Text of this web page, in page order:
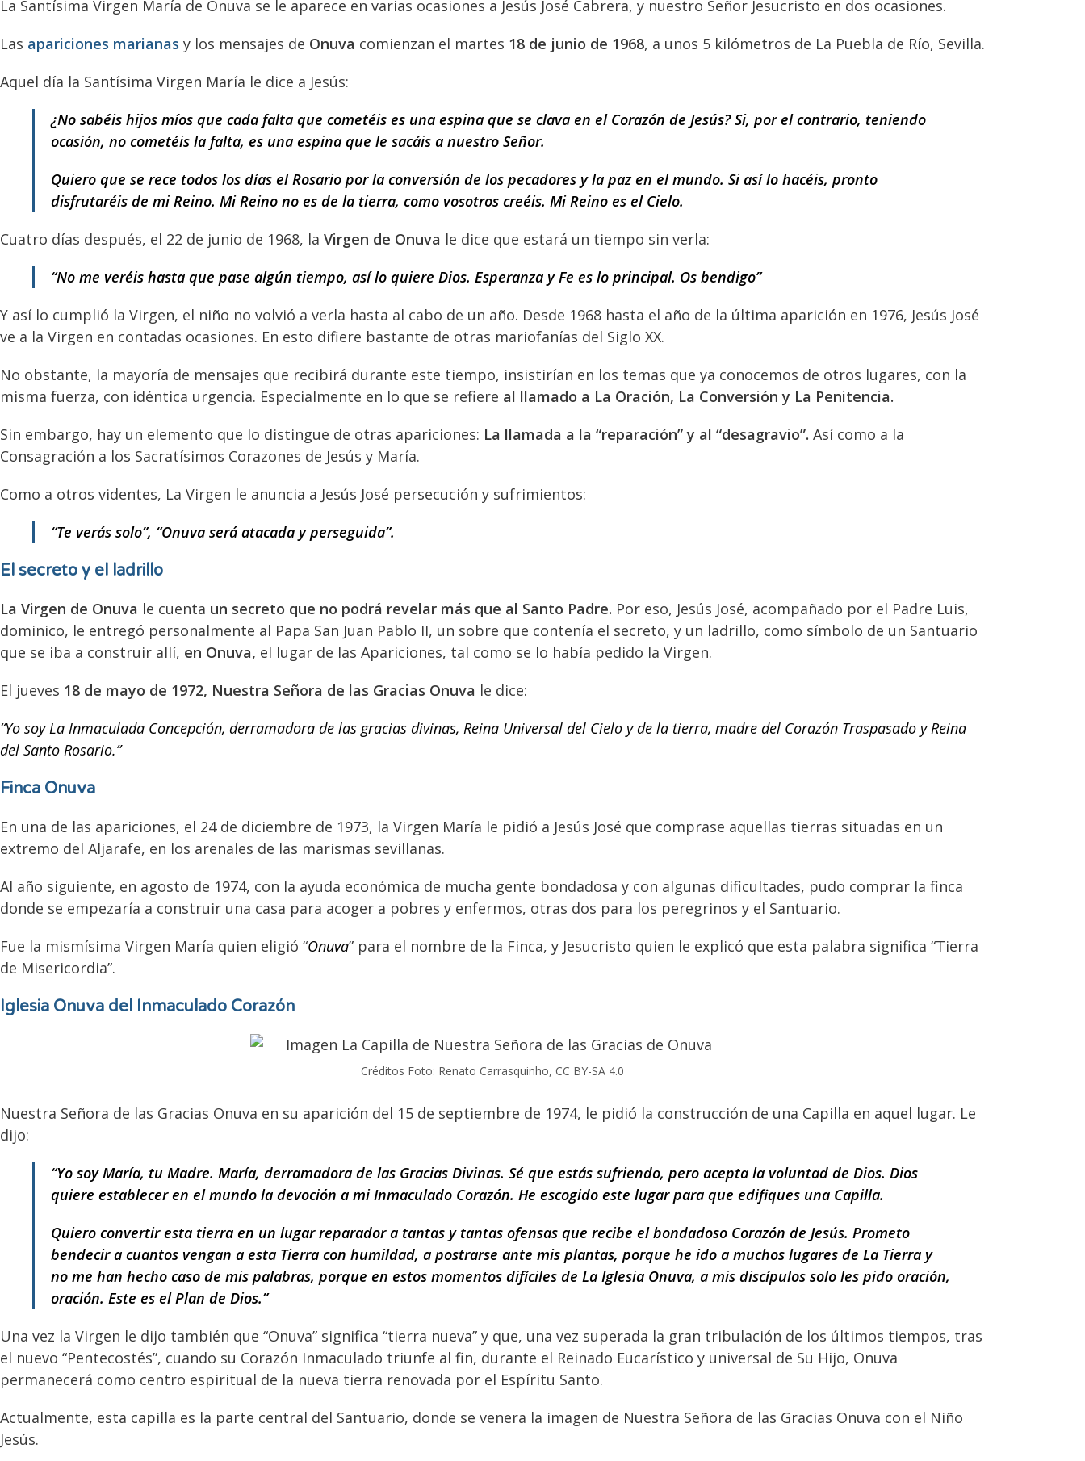
La Santísima Virgen María de Onuva se le aparece en varias ocasiones a Jesús José Cabrera, y nuestro Señor Jesucristo en dos ocasiones.
Las apariciones marianas y los mensajes de Onuva comienzan el martes 18 de junio de 1968, a unos 5 kilómetros de La Puebla de Río, Sevilla.
Aquel día la Santísima Virgen María le dice a Jesús:
¿No sabéis hijos míos que cada falta que cometéis es una espina que se clava en el Corazón de Jesús? Si, por el contrario, teniendo
ocasión, no cometéis la falta, es una espina que le sacáis a nuestro Señor.
Quiero que se rece todos los días el Rosario por la conversión de los pecadores y la paz en el mundo. Si así lo hacéis, pronto
disfrutaréis de mi Reino. Mi Reino no es de la tierra, como vosotros creéis. Mi Reino es el Cielo.
Cuatro días después, el 22 de junio de 1968, la Virgen de Onuva le dice que estará un tiempo sin verla:
“No me veréis hasta que pase algún tiempo, así lo quiere Dios. Esperanza y Fe es lo principal. Os bendigo”
Y así lo cumplió la Virgen, el niño no volvió a verla hasta al cabo de un año. Desde 1968 hasta el año de la última aparición en 1976, Jesús José
ve a la Virgen en contadas ocasiones. En esto difiere bastante de otras mariofanías del Siglo XX.
No obstante, la mayoría de mensajes que recibirá durante este tiempo, insistirían en los temas que ya conocemos de otros lugares, con la
misma fuerza, con idéntica urgencia. Especialmente en lo que se refiere al llamado a La Oración, La Conversión y La Penitencia.
Sin embargo, hay un elemento que lo distingue de otras apariciones: La llamada a la “reparación” y al “desagravio”. Así como a la
Consagración a los Sacratísimos Corazones de Jesús y María.
Como a otros videntes, La Virgen le anuncia a Jesús José persecución y sufrimientos:
“Te verás solo”, “Onuva será atacada y perseguida”.
El secreto y el ladrillo
La Virgen de Onuva le cuenta un secreto que no podrá revelar más que al Santo Padre. Por eso, Jesús José, acompañado por el Padre Luis,
dominico, le entregó personalmente al Papa San Juan Pablo II, un sobre que contenía el secreto, y un ladrillo, como símbolo de un Santuario
que se iba a construir allí, en Onuva, el lugar de las Apariciones, tal como se lo había pedido la Virgen.
El jueves 18 de mayo de 1972, Nuestra Señora de las Gracias Onuva le dice:
“Yo soy La Inmaculada Concepción, derramadora de las gracias divinas, Reina Universal del Cielo y de la tierra, madre del Corazón Traspasado y Reina
del Santo Rosario.”
Finca Onuva
En una de las apariciones, el 24 de diciembre de 1973, la Virgen María le pidió a Jesús José que comprase aquellas tierras situadas en un
extremo del Aljarafe, en los arenales de las marismas sevillanas.
Al año siguiente, en agosto de 1974, con la ayuda económica de mucha gente bondadosa y con algunas dificultades, pudo comprar la finca
donde se empezaría a construir una casa para acoger a pobres y enfermos, otras dos para los peregrinos y el Santuario.
Fue la mismísima Virgen María quien eligió “Onuva” para el nombre de la Finca, y Jesucristo quien le explicó que esta palabra significa “Tierra
de Misericordia”.
Iglesia Onuva del Inmaculado Corazón
Créditos Foto: Renato Carrasquinho, CC BY-SA 4.0
Nuestra Señora de las Gracias Onuva en su aparición del 15 de septiembre de 1974, le pidió la construcción de una Capilla en aquel lugar. Le
dijo:
“Yo soy María, tu Madre. María, derramadora de las Gracias Divinas. Sé que estás sufriendo, pero acepta la voluntad de Dios. Dios
quiere establecer en el mundo la devoción a mi Inmaculado Corazón. He escogido este lugar para que edifiques una Capilla.
Quiero convertir esta tierra en un lugar reparador a tantas y tantas ofensas que recibe el bondadoso Corazón de Jesús. Prometo
bendecir a cuantos vengan a esta Tierra con humildad, a postrarse ante mis plantas, porque he ido a muchos lugares de La Tierra y
no me han hecho caso de mis palabras, porque en estos momentos difíciles de La Iglesia Onuva, a mis discípulos solo les pido oración,
oración. Este es el Plan de Dios.”
Una vez la Virgen le dijo también que “Onuva” significa “tierra nueva” y que, una vez superada la gran tribulación de los últimos tiempos, tras
el nuevo “Pentecostés”, cuando su Corazón Inmaculado triunfe al fin, durante el Reinado Eucarístico y universal de Su Hijo, Onuva
permanecerá como centro espiritual de la nueva tierra renovada por el Espíritu Santo.
Actualmente, esta capilla es la parte central del Santuario, donde se venera la imagen de Nuestra Señora de las Gracias Onuva con el Niño
Jesús.